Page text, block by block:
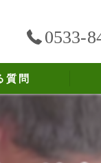
0533-
質問